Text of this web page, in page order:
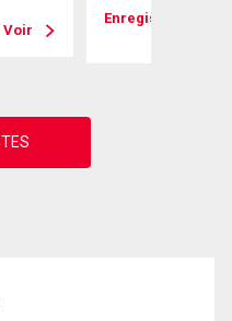
Voir
Enregistrer